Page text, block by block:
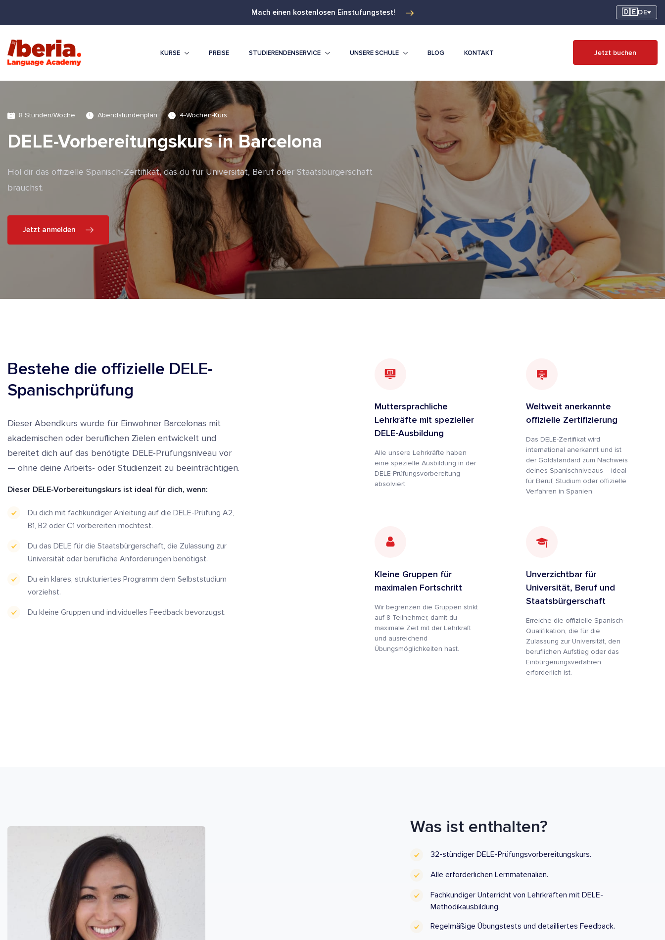
Mach einen kostenlosen Einstufungstest! 🇩🇪DE
KURSE PREISE STUDIERENDENSERVICE UNSERE SCHULE BLOG KONTAKT Jetzt buchen
8 Stunden/Woche Abendstundenplan 4-Wochen-Kurs
DELE-Vorbereitungskurs in Barcelona
Hol dir das offizielle Spanisch-Zertifikat, das du für Universität, Beruf oder Staatsbürgerschaft
brauchst.
Jetzt anmelden
Bestehe die offizielle DELE-
Spanischprüfung
Dieser Abendkurs wurde für Einwohner Barcelonas mit
akademischen oder beruflichen Zielen entwickelt und
bereitet dich auf das benötigte DELE-Prüfungsniveau vor
— ohne deine Arbeits- oder Studienzeit zu beeinträchtigen.
Dieser DELE-Vorbereitungskurs ist ideal für dich, wenn:
Du dich mit fachkundiger Anleitung auf die DELE-Prüfung A2,
B1, B2 oder C1 vorbereiten möchtest.
Du das DELE für die Staatsbürgerschaft, die Zulassung zur
Universität oder berufliche Anforderungen benötigst.
Du ein klares, strukturiertes Programm dem Selbststudium
vorziehst.
Du kleine Gruppen und individuelles Feedback bevorzugst.
Muttersprachliche
Lehrkräfte mit spezieller
DELE-Ausbildung
Alle unsere Lehrkräfte haben
eine spezielle Ausbildung in der
DELE-Prüfungsvorbereitung
absolviert.
Weltweit anerkannte
offizielle Zertifizierung
Das DELE-Zertifikat wird
international anerkannt und ist
der Goldstandard zum Nachweis
deines Spanischniveaus – ideal
für Beruf, Studium oder offizielle
Verfahren in Spanien.
Kleine Gruppen für
maximalen Fortschritt
Wir begrenzen die Gruppen strikt
auf 8 Teilnehmer, damit du
maximale Zeit mit der Lehrkraft
und ausreichend
Übungsmöglichkeiten hast.
Unverzichtbar für
Universität, Beruf und
Staatsbürgerschaft
Erreiche die offizielle Spanisch-
Qualifikation, die für die
Zulassung zur Universität, den
beruflichen Aufstieg oder das
Einbürgerungsverfahren
erforderlich ist.
Was ist enthalten?
32-stündiger DELE-Prüfungsvorbereitungskurs.
Alle erforderlichen Lernmaterialien.
Fachkundiger Unterricht von Lehrkräften mit DELE-
Methodikausbildung.
Regelmäßige Übungstests und detailliertes Feedback.